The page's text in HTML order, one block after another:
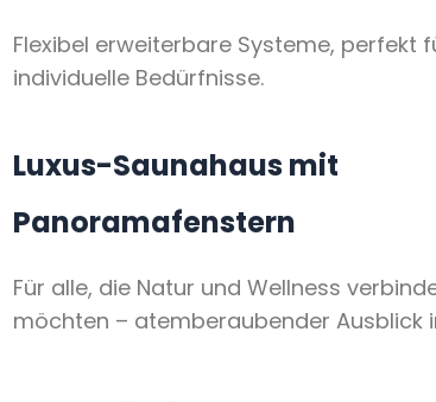
Flexibel erweiterbare Systeme, perfekt
individuelle Bedürfnisse.
Luxus-Saunahaus mit
Panoramafenstern
Für alle, die Natur und Wellness
möchten – atemberaubender Ausblick